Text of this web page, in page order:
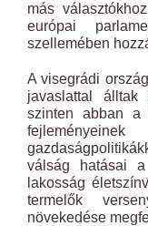
más
európai
szellemében
A visegrádi
javaslattal
szinten abban a
válság hatásai
lakosság
termelők
növekedése